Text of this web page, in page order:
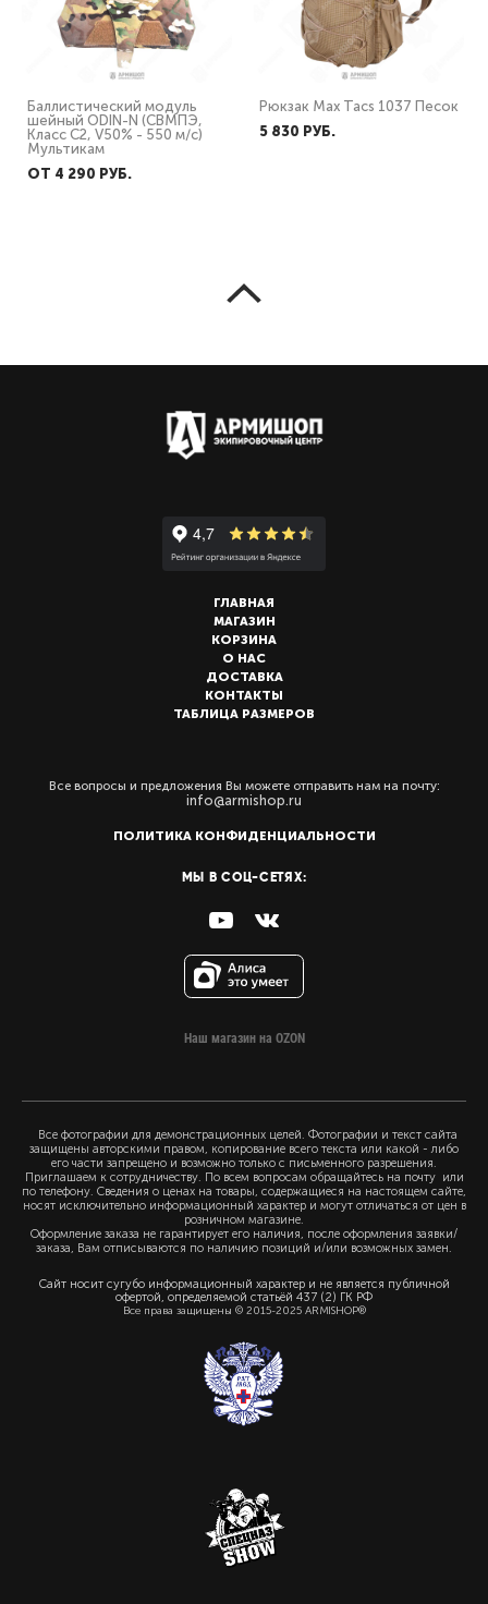
Баллистический модуль
шейный ODIN-N (СВМПЭ,
Класс С2, V50% - 550 м/с)
Мультикам
ОТ 4 290 PУБ.
Рюкзак Max Tacs 1037 Песок
5 830 PУБ.
ГЛАВНАЯ
МАГАЗИН
КОРЗИНА
О НАС
ДОСТАВКА
КОНТАКТЫ
ТАБЛИЦА РАЗМЕРОВ
Все вопросы и предложения Вы можете отправить нам на почту:
info@armishop.ru
ПОЛИТИКА КОНФИДЕНЦИАЛЬНОСТИ
МЫ В СОЦ-СЕТЯХ:
Наш магазин на OZON
Все фотографии для демонстрационных целей. Фотографии и текст сайта
защищены авторскими правом, копирование всего текста или какой - либо
его части запрещено и возможно только с письменного разрешения.
Приглашаем к сотрудничеству. По всем вопросам обращайтесь на почту или
по телефону. Сведения о ценах на товары, содержащиеся на настоящем сайте,
носят исключительно информационный характер и могут отличаться от цен в
розничном магазине.
Оформление заказа не гарантирует его наличия, после оформления заявки/
заказа, Вам отписываются по наличию позиций и/или возможных замен.
Сайт носит сугубо информационный характер и не является публичной
офертой, определяемой статьёй 437 (2) ГК РФ
Все права защищены © 2015-2025 ARMISHOP®